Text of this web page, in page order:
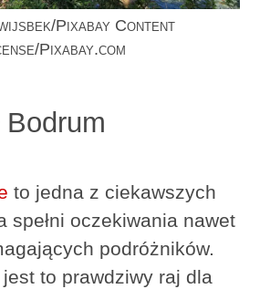
Pixabay Content
Pixabay.com
to jedna z ciekawszych
spełni oczekiwania nawet
podróżników.
to prawdziwy raj dla